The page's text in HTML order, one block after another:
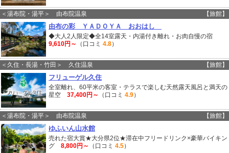
＜湯布院・湯平＞ 由布院温泉 【旅館】
由布の彩 ＹＡＤＯＹＡ おおはし
◆大人2人限定◆全14室露天・内湯付き離れ・お肉自慢の宿
9,610円～
（口コミ 4.8）
＜久住・長湯・竹田＞ 久住温泉 【旅館】
フリューゲル久住
全室離れ、60平米の客室・テラスで楽しむ天然露天風呂と満天の
星空 37,400円～ （口コミ 4.9）
＜湯布院・湯平＞ 由布院温泉 【旅館】
ゆふいん山水館
売れた宿大賞★大分県2位★滞在中フリードリンク×豪華バイキン
グ 8,800円～ （口コミ 4.5）